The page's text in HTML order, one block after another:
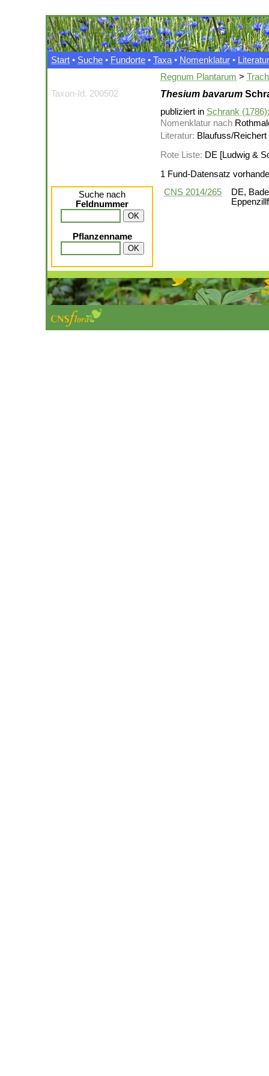
Start • Suche • Fundorte • Taxa • Nomenklatur • Literatur
Regnum Plantarum >
Taxon-Id. 200502
Thesium bavarum
publiziert in Schrank
Nomenklatur nach
Literatur: Blaufuss/
Rote Liste: DE [Ludwig &
1 Fund-Datensatz
Suche nach
Feldnummer
Pflanzenname
CNS 2014/265
DE,